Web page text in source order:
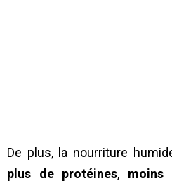
De plus, la nourriture
plus de protéines, moins